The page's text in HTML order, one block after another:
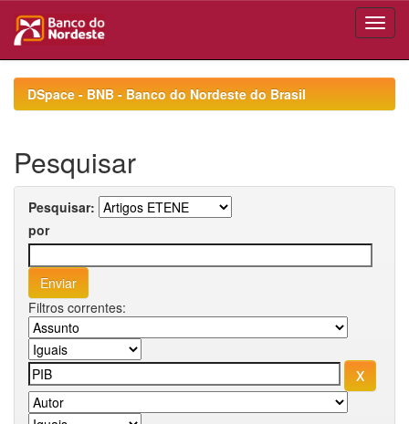
navigationDSpace - BNB - Banco do Nordeste do Brasil
Pesquisar
Pesquisar:
por
Filtros correntes: